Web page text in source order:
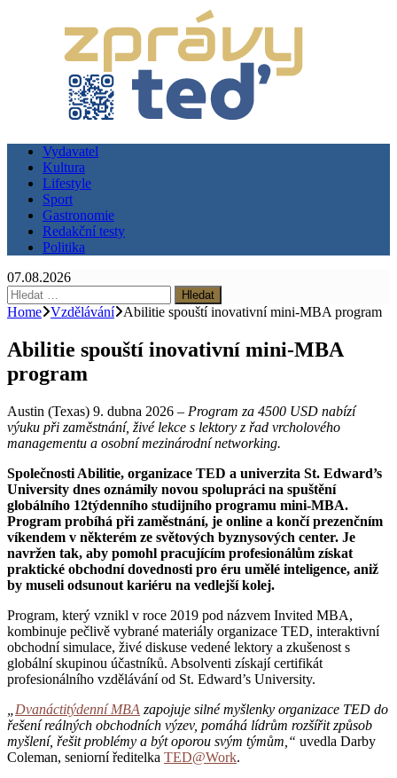
Vydavatel
Kultura
Lifestyle
Sport
Gastronomie
Redakční testy
Politika
07.08.2026
Vyhledávání
Home Vzdělávání Abilitie spouští inovativní mini-MBA program
Abilitie spouští inovativní mini-MBA
program
Austin (Texas) 9. dubna 2026 – Program za 4500 USD nabízí
výuku při zaměstnání, živé lekce s lektory z řad vrcholového
managementu a osobní mezinárodní networking.
Společnosti Abilitie, organizace TED a univerzita St. Edward’s
University dnes oznámily novou spolupráci na spuštění
globálního 12týdenního studijního programu mini-MBA.
Program probíhá při zaměstnání, je online a končí prezenčním
víkendem v některém ze světových byznysových center. Je
navržen tak, aby pomohl pracujícím profesionálům získat
praktické obchodní dovednosti pro éru umělé inteligence, aniž
by museli odsunout kariéru na vedlejší kolej.
Program, který vznikl v roce 2019 pod názvem Invited MBA,
kombinuje pečlivě vybrané materiály organizace TED, interaktivní
obchodní simulace, živé diskuse vedené lektory a zkušenost s
globální skupinou účastníků. Absolventi získají certifikát
profesionálního vzdělávání od St. Edward’s University.
Dvanáctitýdenní MBA zapojuje silné myšlenky organizace TED do
řešení reálných obchodních výzev, pomáhá lídrům rozšířit způsob
myšlení, řešit problémy a být oporou svým týmům,“ uvedla Darby
Coleman, seniorní ředitelka TED@Work.